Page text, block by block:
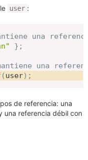
user :
una
} ;
una
(user) ;
de referencia: una
una referencia débil con